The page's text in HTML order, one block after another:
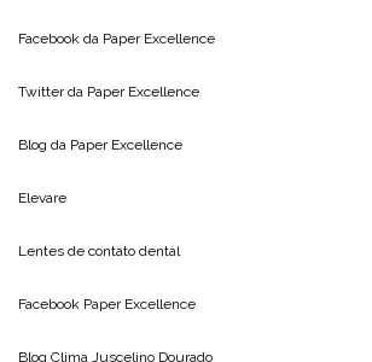
Facebook da Paper Excellence
Twitter da Paper Excellence
Blog da Paper Excellence
Elevare
Lentes de contato dental
Facebook Paper Excellence
Blog Clima Juscelino Dourado